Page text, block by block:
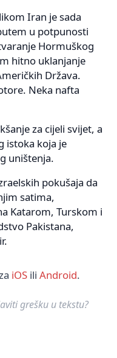
Iran je sada
u potpunosti
Hormuškog
hitno uklanjanje
Država.
Neka nafta
za cijeli svijet, a
istoka koja je
uništenja.
pokušaja da
satima,
Katarom, Turskom i
Pakistana,
iOS ili Android.
grešku u tekstu?